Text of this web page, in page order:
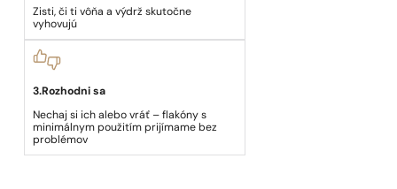
Zisti, či ti vôňa a výdrž skutočne
vyhovujú
3.Rozhodni sa
Nechaj si ich alebo vráť – flakóny s
minimálnym použitím prijímame bez
problémov